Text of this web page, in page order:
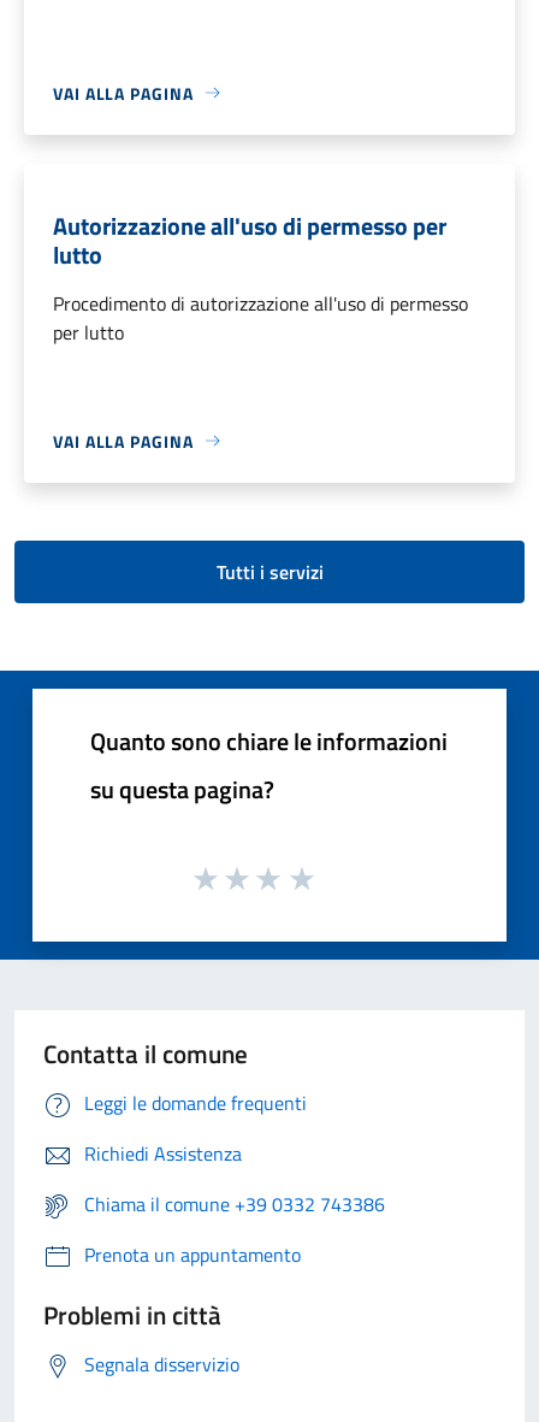
VAI ALLA PAGINA
Autorizzazione all'uso di permesso per
lutto
Procedimento di autorizzazione all'uso di permesso
per lutto
VAI ALLA PAGINA
Tutti i servizi
Quanto sono chiare le informazioni
su questa pagina?
Contatta il comune
Leggi le domande frequenti
Richiedi Assistenza
Chiama il comune +39 0332 743386
Prenota un appuntamento
Problemi in città
Segnala disservizio